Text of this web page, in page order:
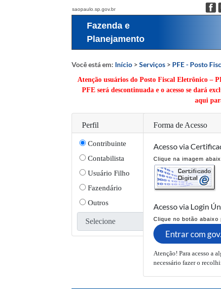
saopaulo.sp.gov.br
Fazenda e
Planejamento
Você está em: Início > Serviços > PFE - Posto
Atenção usuários do Posto Fiscal Eletrônico –
PFE será descontinuada e o acesso se dará
aqui
Perfil
Contribuinte
Contabilista
Usuário Filho
Fazendário
Outros
Forma de Acesso
Acesso via
Clique na imagem
Acesso via Login
Clique no botão
Atenção! Para acesso a
necessário fazer o